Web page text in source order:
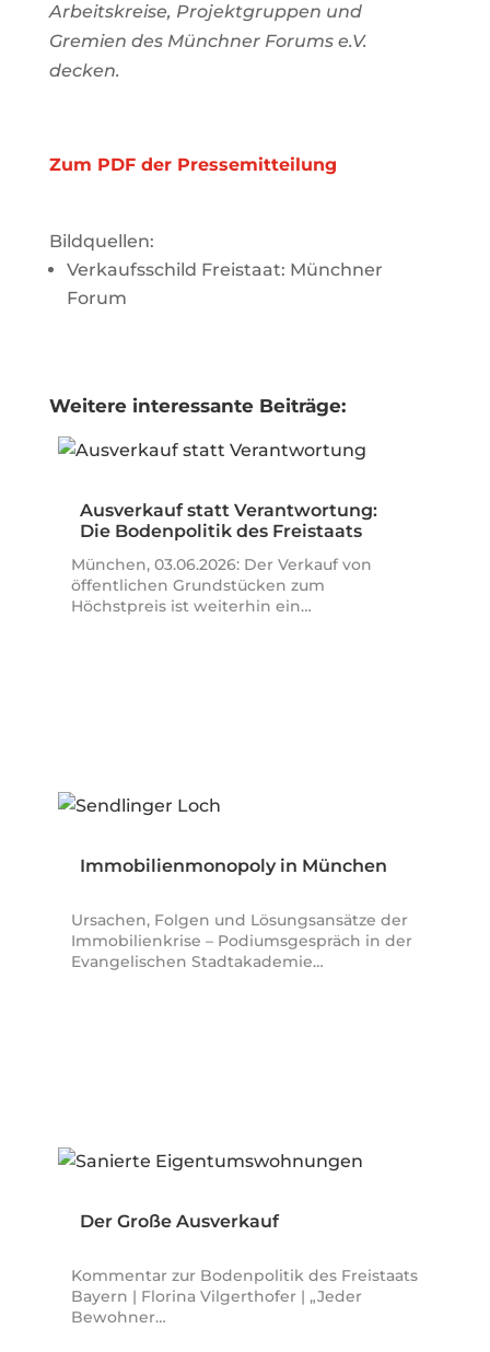
Arbeitskreise, Projektgruppen und
Gremien des Münchner Forums e.V.
decken.
Zum PDF der Pressemitteilung
Bildquellen:
Verkaufsschild Freistaat: Münchner
Forum
Weitere interessante Beiträge:
Ausverkauf statt Verantwortung:
Die Bodenpolitik des Freistaats
München, 03.06.2026: Der Verkauf von
öffentlichen Grundstücken zum
Höchstpreis ist weiterhin ein…
Immobilienmonopoly in München
Ursachen, Folgen und Lösungsansätze der
Immobilienkrise – Podiumsgespräch in der
Evangelischen Stadtakademie…
Der Große Ausverkauf
Kommentar zur Bodenpolitik des Freistaats
Bayern | Florina Vilgerthofer | „Jeder
Bewohner…